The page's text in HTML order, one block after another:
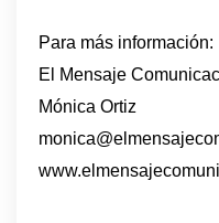
Para más información:
El Mensaje
Mónica Ortiz